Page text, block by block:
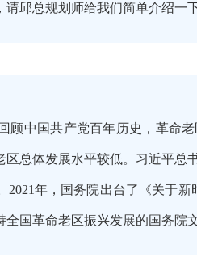
请邱总规划师给我们简单介绍一
顾中国共产党百年历史，革命
总体发展水平较低。习近平总
年，国务院出台了《关于
国革命老区振兴发展的国务院